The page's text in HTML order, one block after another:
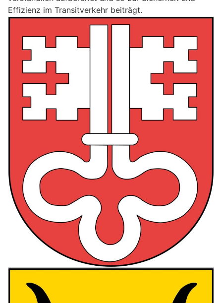
Effizienz im Transitverkehr beiträgt.